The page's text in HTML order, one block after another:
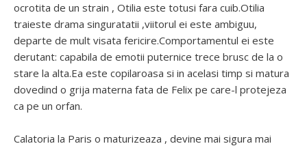
ocrotita de un strain , Otilia este totusi fara cuib.Otilia
traieste drama singuratatii ,viitorul ei este ambiguu,
departe de mult visata fericire.Comportamentul ei este
derutant: capabila de emotii puternice trece brusc de la o
stare la alta.Ea este copilaroasa si in acelasi timp si matura
dovedind o grija materna fata de Felix pe care-l protejeza
ca pe un orfan.
Calatoria la Paris o maturizeaza , devine mai sigura mai